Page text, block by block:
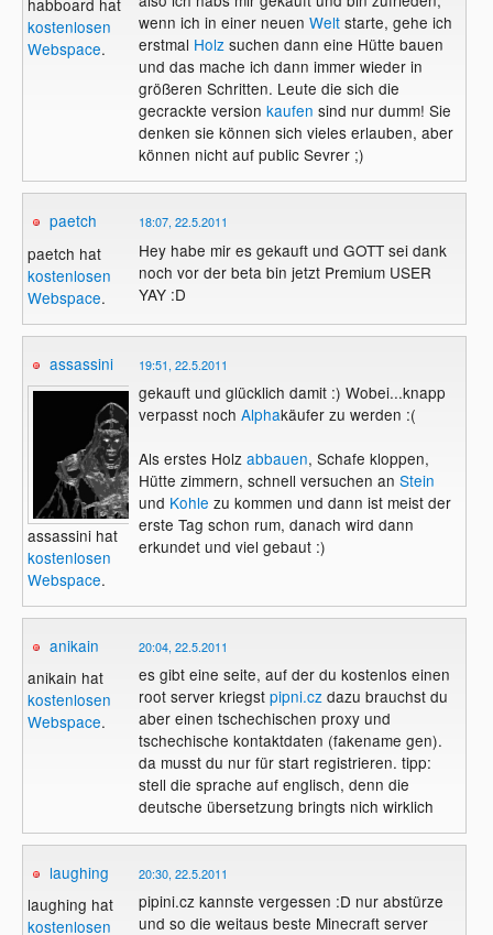
kostenlosen
Webspace.
wenn ich in einer neuen Weltstarte, gehe ich
erstmal Holzsuchen dann eine Hütte bauen
und das mache ich dann immer wieder in
größeren Schritten. Leute die sich die
gecrackte version kaufen sind nur dumm! Sie
denken sie können sich vieles erlauben, aber
können nicht auf public Sevrer ;)
paetch
paetch hat
kostenlosen
Webspace.
18:07, 22.5.2011
Hey habe mir es gekauft und GOTT sei dank
noch vor der beta bin jetzt Premium USER
YAY :D
assassini
assassini hat
kostenlosen
Webspace.
19:51, 22.5.2011
gekauft und glücklich damit :) Wobei...knapp
verpasst noch Alphakäufer zu werden :(
Als erstes Holz abbauen, Schafe kloppen,
Hütte zimmern, schnell versuchen an Stein
und Kohle zu kommen und dann ist meist der
erste Tag schon rum, danach wird dann
erkundet und viel gebaut :)
anikain
anikain hat
kostenlosen
Webspace.
20:04, 22.5.2011
es gibt eine seite, auf der du kostenlos einen
root server kriegst pipni.cz dazu brauchst du
aber einen tschechischen proxy und
tschechische kontaktdaten (fakename gen).
da musst du nur für start registrieren. tipp:
stell die sprache auf englisch, denn die
deutsche übersetzung bringts nich wirklich
laughing
laughing hat
kostenlosen
20:30, 22.5.2011
pipini.cz kannste vergessen :D nur abstürze
und so die weitaus beste Minecraft server